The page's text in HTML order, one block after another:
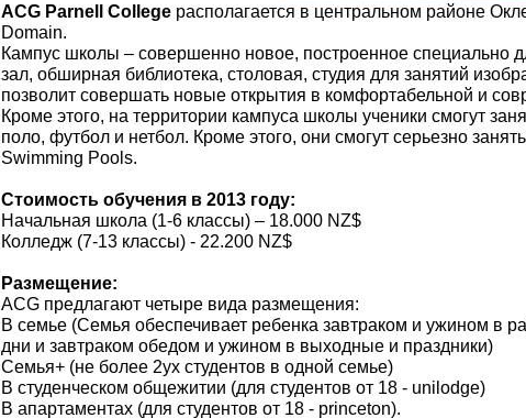
ACG Parnell College располагается в центральном районе
Domain.
Кампус школы – совершенно новое, построенное
зал, обширная библиотека, столовая, студия для занятий
позволит совершать новые открытия в комфортабельной и
Кроме этого, на территории кампуса школы ученики смогут
поло, футбол и нетбол. Кроме этого, они смогут серьезно
Swimming Pools.
Стоимость обучения в 2013 году:
Начальная школа (1-6 классы) – 18.000 NZ$
Колледж (7-13 классы) - 22.200 NZ$
Размещение:
ACG предлагают четыре вида размещения:
В семье (Семья обеспечивает ребенка завтраком и ужином в
дни и завтраком обедом и ужином в выходные и праздники)
Семья+ (не более 2ух студентов в одной семье)
В студенческом общежитии (для студентов от 18 - unilodge)
В апартаментах (для студентов от 18 - princeton).